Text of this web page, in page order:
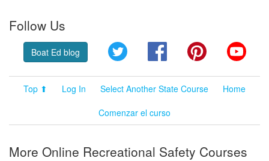
Follow Us
Boat Ed blog Twitter FacebookPinterest
Top ⬆ Log In Select Another State Course
Home
Comenzar el curso
More Online Recreational Safety Courses